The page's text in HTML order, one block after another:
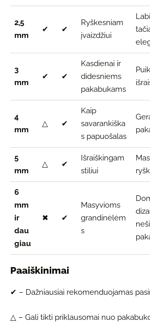
2,5
mm
✔ ✔
Ryškesniam
įvaizdžiui
3
mm
✔ ✔
Kasdienai ir
didesniems
pakabukams
4
mm
△ ✔
Kaip
savarankiška
s papuošalas
5
mm
△ ✔
Išraiškingam
stiliui
6
mm
ir
dau
giau
✖ ✔
Masyvioms
grandinėlėm
s
Paaiškinimai
✔ – Dažniausiai rekomenduojamas
△ – Gali tikti priklausomai nuo